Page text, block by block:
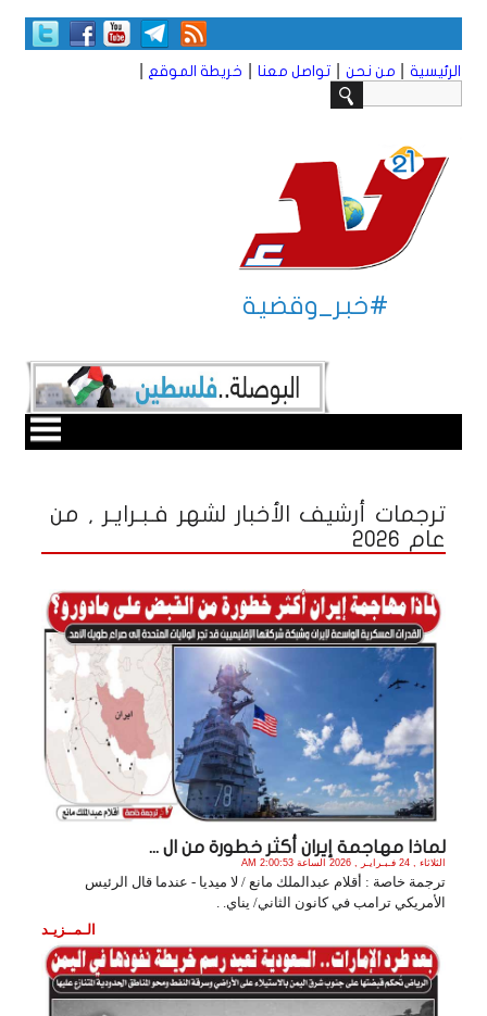
الرئيسية من نحن تواصل معنا خريطة الموقع
#خبر_وقضية
ترجمات أرشيف الأخبار لشهر فـبـرايـر , من
عام 2026
لماذا مهاجمة إيران أكثر خطورة من ال ...
الثلاثاء , 24 فـبـرايـر , 2026 الساعة 2:00:53 AM
ترجمة خاصة : أقلام عبدالملك مانع / لا ميديا - عندما قال الرئيس
الأمريكي ترامب في كانون الثاني/ يناي. .
الـمــزيـد